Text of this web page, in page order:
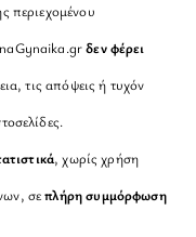
περιεχομένου
δεν φέρει
τις απόψεις ή τυχόν
, χωρίς χρήση
σεπλήρη συμμόρφωση